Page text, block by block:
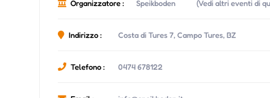
Organizzatore : Speikboden (Vedi altri eventi di
Indirizzo : Costa di Tures 7, Campo Tures, BZ
Telefono : 0474 678122